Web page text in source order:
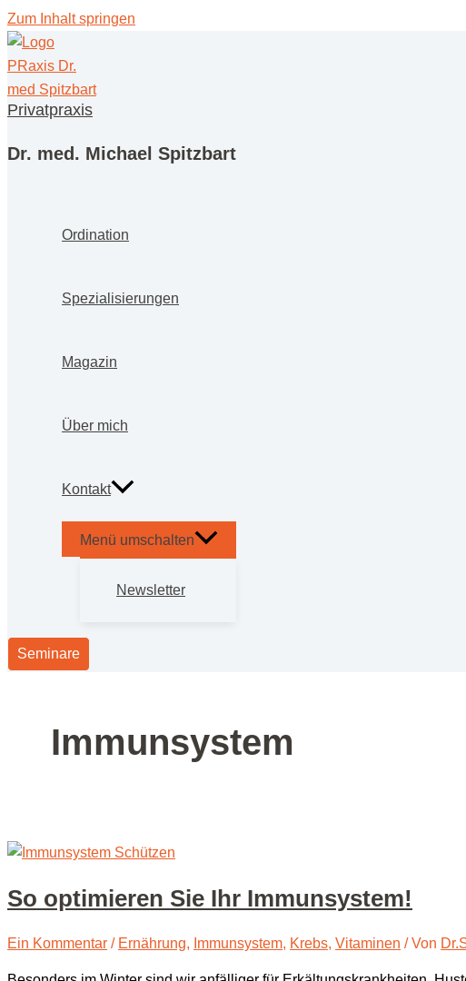
Zum Inhalt springen
Privatpraxis
Dr. med. Michael Spitzbart
Ordi­na­ti­on
Spe­zia­li­sie­run­gen
Maga­zin
Über mich
Kon­takt
Menü umschalten
News­let­ter
Seminare
Immunsystem
So opti­mie­ren Sie Ihr Immunsystem!
Ein Kommentar / Ernährung, Immunsystem, Krebs, Vitaminen / Von